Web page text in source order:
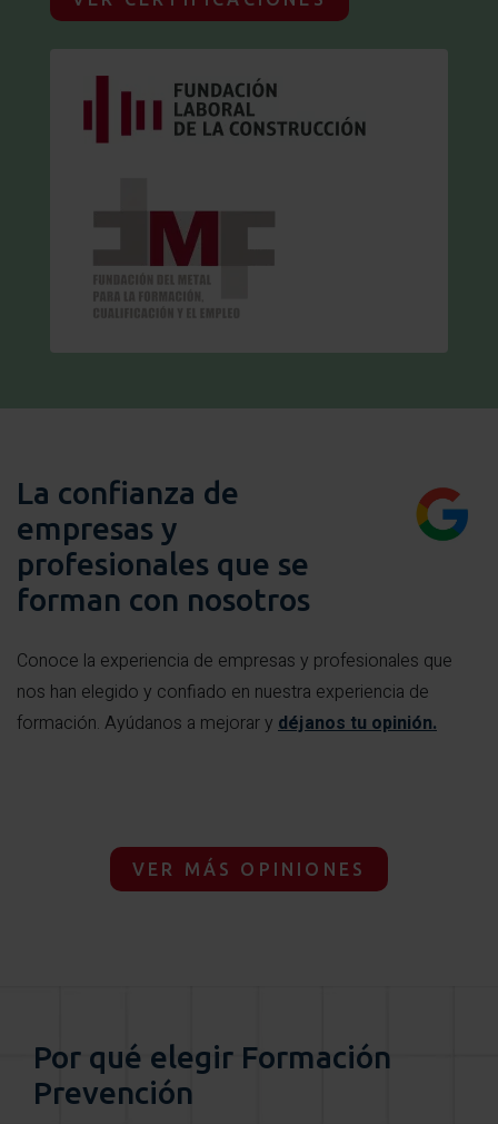
La confianza de
empresas y
profesionales que se
forman con nosotros
Conoce la experiencia de empresas y profesionales que
nos han elegido y confiado en nuestra experiencia de
formación. Ayúdanos a mejorar y déjanos tu opinión.
VER MÁS OPINIONES
Por qué elegir Formación
Prevención